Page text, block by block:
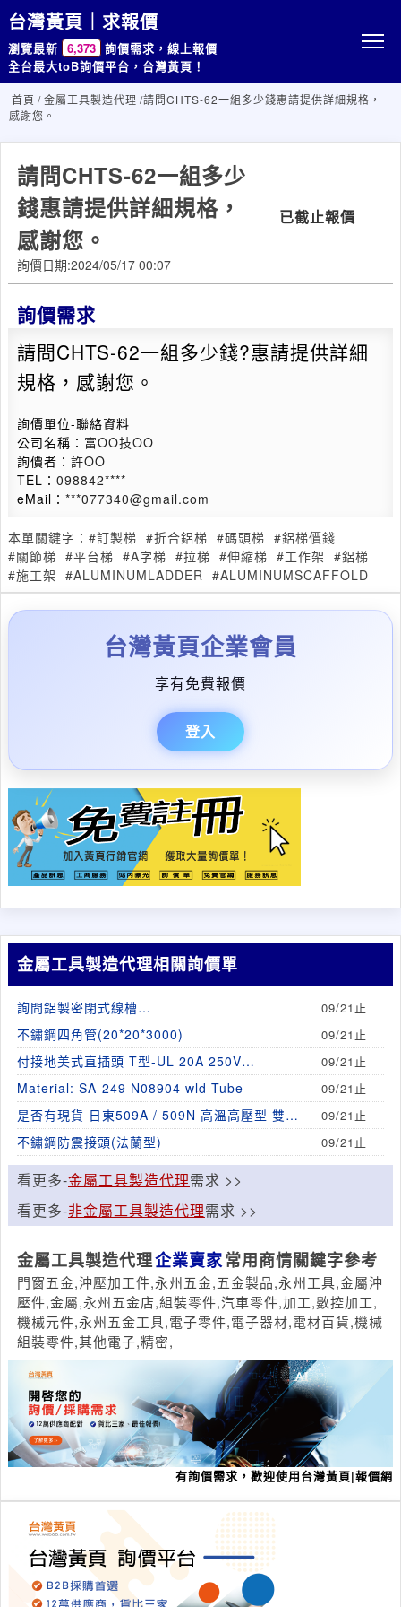
台灣黃頁｜求報價
瀏覽最新 6,373 詢價需求，線上報價
全台最大toB詢價平台，台灣黃頁！
首頁 /金屬工具製造代理 /請問CHTS-62一組多少錢惠請提供詳細規格，
感謝您。
請問CHTS-62一組多少
錢惠請提供詳細規格，
感謝您。
詢價日期:2024/05/17 00:07
已截止報價
詢價需求
請問CHTS-62一組多少錢?惠請提供詳細
規格，感謝您。
詢價單位-聯絡資料
公司名稱： 富OO技OO
詢價者： 許OO
TEL： 098842****
eMail： ***077340@gmail.com
本單關鍵字： #訂製梯 #折合鋁梯 #碼頭梯 #鋁梯價錢
#關節梯 #平台梯 #A字梯 #拉梯 #伸縮梯 #工作架 #鋁梯
#施工架 #ALUMINUMLADDER #ALUMINUMSCAFFOLD
台灣黃頁企業會員
享有免費報價
登入
金屬工具製造代理相關詢價單
詢問鋁製密閉式線槽
300mmx100mmHx5pcs(含附件
09/21止
不鏽鋼四角管(20*20*3000) 09/21止
付接地美式直插頭 T型-UL 20A 250V
LK7620P
09/21止
Material: SA-249 N08904 wld Tube 09/21止
是否有現貨 日東509A / 509N 高溫高壓型 雙面
膠帶
09/21止
不鏽鋼防震接頭(法蘭型) 09/21止
看更多-金屬工具製造代理需求 >>
看更多-非金屬工具製造代理需求 >>
金屬工具製造代理企業賣家常用商情關鍵字參考
門窗五金,沖壓加工件,永州五金,五金製品,永州工具,金屬沖
壓件,金屬,永州五金店,組裝零件,汽車零件,加工,數控加工,
機械元件,永州五金工具,電子零件,電子器材,電材百貨,機械
組裝零件,其他電子,精密,
有詢價需求，歡迎使用台灣黃頁|報價網